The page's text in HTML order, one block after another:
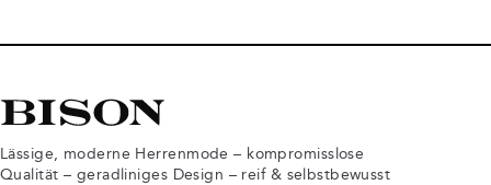
Lässige, moderne Herrenmode – kompromisslose
Qualität – geradliniges Design – reif & selbstbewusst